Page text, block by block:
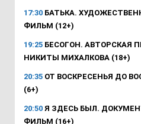
17:30 БАТЬКА.
ФИЛЬМ (12+)
19:25 БЕСОГОН. АВТОРСКАЯ
НИКИТЫ МИХАЛКОВА (18+)
20:35 ОТ ВОСКРЕСЕНЬЯ ДО
(6+)
20:50 Я ЗДЕСЬ БЫЛ.
ФИЛЬМ (16+)